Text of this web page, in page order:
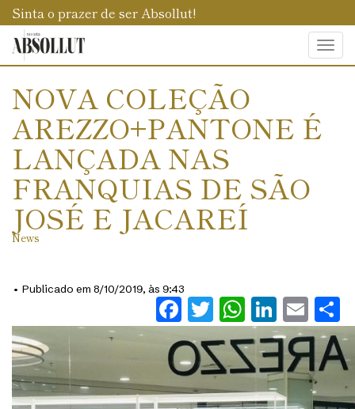
Sinta o prazer de ser Absollut!
NOVA COLEÇÃO
AREZZO+PANTONE É
LANÇADA NAS
FRANQUIAS DE SÃO
JOSÉ E JACAREÍ
News
• Publicado em 8/10/2019, às 9:43
Facebook
Twitter